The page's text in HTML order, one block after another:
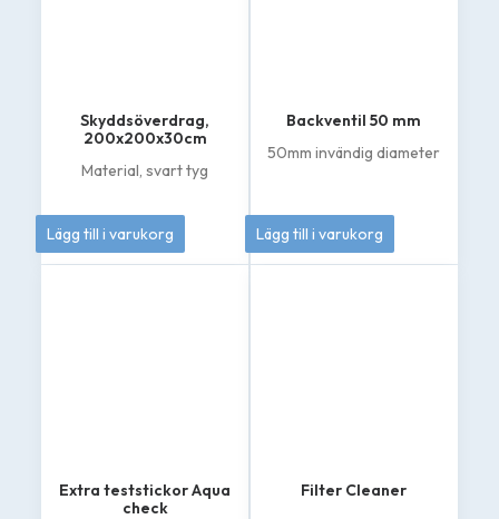
Skyddsöverdrag,
200x200x30cm
Material, svart tyg
895kr
Lägg till i varukorg
Backventil 50 mm
50mm invändig diameter
549kr
Lägg till i varukorg
Extra teststickor Aqua
check
Filter Cleaner